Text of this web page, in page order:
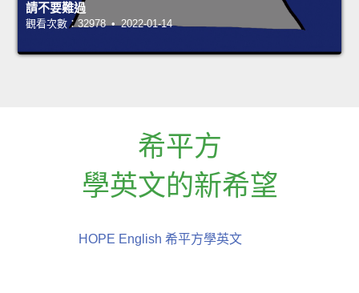
請不要難過
觀看次數：32978 • 2022-01-14
希平方
學英文的新希望
HOPE English 希平方學英文